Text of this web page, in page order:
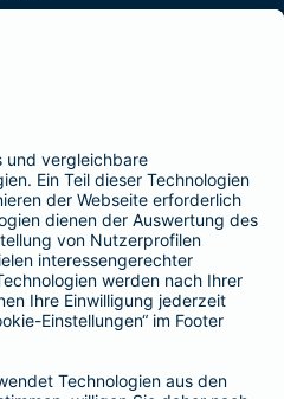
BarmeniaGothaer
SEITEN